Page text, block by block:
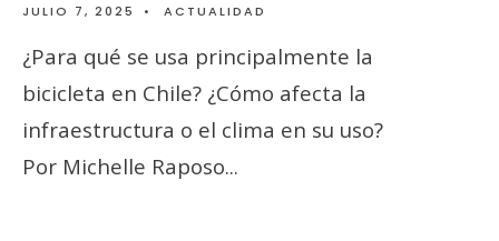
JULIO 7, 2025 • ACTUALIDAD
¿Para qué se usa principalmente la
bicicleta en Chile? ¿Cómo afecta la
infraestructura o el clima en su uso?
Por Michelle Raposo...